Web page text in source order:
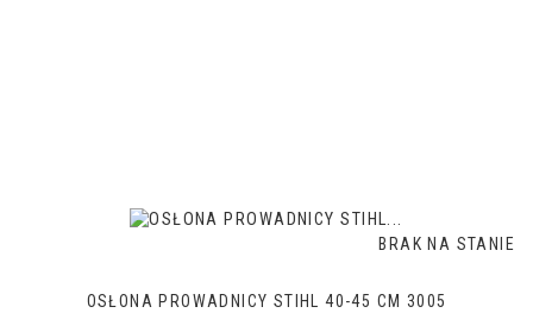
BRAK NA STANIE
OSŁONA PROWADNICY STIHL 40-45 CM 3005